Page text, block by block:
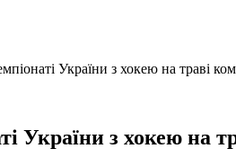
України з хокею на траві
України з хокею на